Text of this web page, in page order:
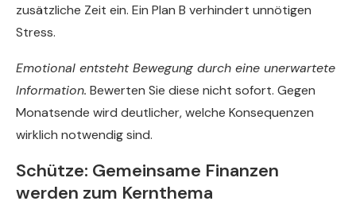
zusätzliche Zeit ein. Ein Plan B verhindert unnötigen
Stress.
Emotional entsteht Bewegung durch eine unerwartete
Information. Bewerten Sie diese nicht sofort. Gegen
Monatsende wird deutlicher, welche Konsequenzen
wirklich notwendig sind.
Schütze: Gemeinsame Finanzen
werden zum Kernthema